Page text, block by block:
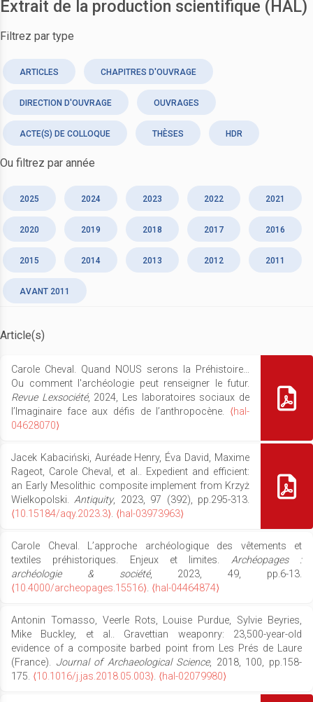
Extrait de la production scientifique (HAL)
Filtrez par type
ARTICLES CHAPITRES D'OUVRAGE
DIRECTION D'OUVRAGE OUVRAGES
ACTE(S) DE COLLOQUE THÈSES HDR
Ou filtrez par année
2025 2024 2023 2022 2021
2020 2019 2018 2017 2016
2015 2014 2013 2012 2011
AVANT 2011
Article(s)
Carole Cheval. Quand NOUS serons la Préhistoire…
Ou comment l'archéologie peut renseigner le futur.
Revue Lexsociété, 2024, Les laboratoires sociaux de
l’Imaginaire face aux défis de l’anthropocène. ⟨hal-
04628070⟩
Jacek Kabaciński, Auréade Henry, Éva David, Maxime
Rageot, Carole Cheval, et al.. Expedient and efficient:
an Early Mesolithic composite implement from Krzyż
Wielkopolski.Antiquity, 2023, 97 (392), pp.295-313.
⟨10.15184/aqy.2023.3⟩. ⟨hal-03973963⟩
Carole Cheval. L’approche archéologique des vêtements et
textiles préhistoriques. Enjeux et limites. Archéopages :
archéologie & société, 2023, 49, pp.6-13.
⟨10.4000/archeopages.15516⟩. ⟨hal-04464874⟩
Antonin Tomasso, Veerle Rots, Louise Purdue, Sylvie Beyries,
Mike Buckley, et al.. Gravettian weaponry: 23,500-year-old
evidence of a composite barbed point from Les Prés de Laure
(France). Journal of Archaeological Science, 2018, 100, pp.158-
175. ⟨10.1016/j.jas.2018.05.003⟩. ⟨hal-02079980⟩